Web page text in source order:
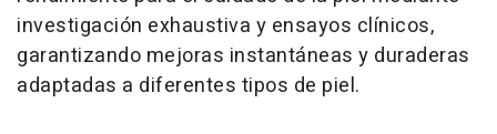
investigación exhaustiva y ensayos clínicos,
garantizando mejoras instantáneas y duraderas
adaptadas a diferentes tipos de piel.